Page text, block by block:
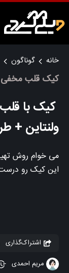
خانه گوناگون
کیک قلب مخفی
کیک با
ولنتاین +
می خوام روش
این کیک رو
اشتراک‌گذاری
مریم احمدی